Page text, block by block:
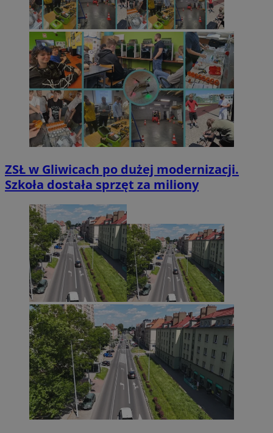
ZSŁ w Gliwicach po dużej modernizacji.
Szkoła dostała sprzęt za miliony